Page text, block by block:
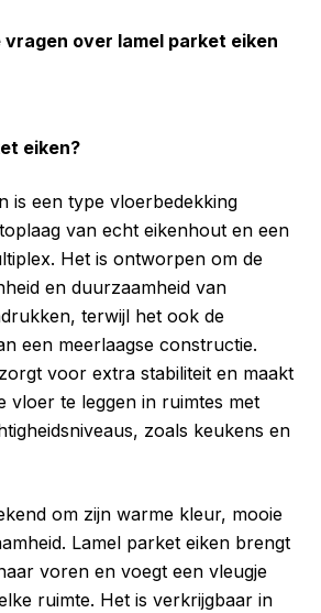
over lamel parket eiken
eiken?
is een type vloerbedekking
van echt eikenhout en een
Het is ontworpen om de
en duurzaamheid van
terwijl het ook de
een meerlaagse constructie.
voor extra stabiliteit en maakt
vloer te leggen in ruimtes met
zoals keukens en
om zijn warme kleur, mooie
Lamel parket eiken brengt
voren en voegt een vleugje
ruimte. Het is verkrijgbaar in